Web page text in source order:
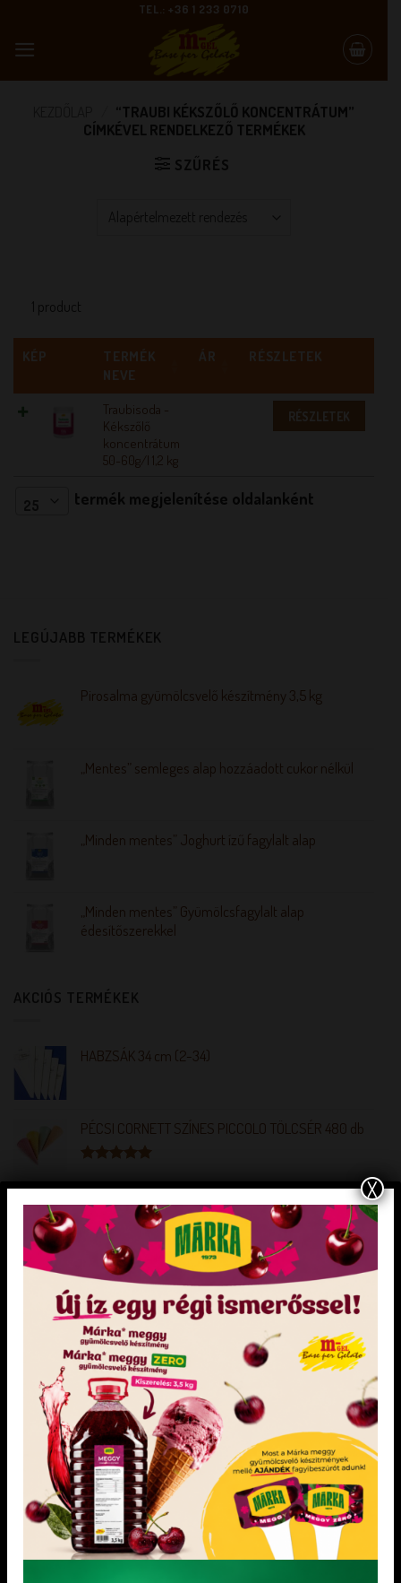
content
TEL.: +36 1 233 0710
“TRAUBI KÉKSZŐLŐ KONCENTRÁTUM”
CÍMKÉVEL RENDELKEZŐ TERMÉKEK
SZŰRÉS
1 product
KÉP
TERMÉK
NEVE
ÁR RÉSZLETEK
Traubisoda -
Kékszőlő
koncentrátum
50-60g/l 1,2 kg
RÉSZLETEK
termék megjelenítése oldalanként
LEGÚJABB TERMÉKEK
Pirosalma gyümölcsvelő készítmény 3,5 kg
„Mentes” semleges alap hozzáadott cukor nélkül
„Minden mentes” Joghurt ízű fagylalt alap
„Minden mentes” Gyümölcsfagylalt alap
édesítőszerekkel
AKCIÓS TERMÉKEK
HABZSÁK 34 cm (2-34)
PÉCSI CORNETT SZÍNES PICCOLO TÖLCSÉR 480 db
5.00/ 5
Málna koncentrátum 200 g
KIEMELT TERMÉKEK
Dia-Wellness Bejgli Mix
Dia-Wellness Sütőliszt
Paleolit Bejgli mix
X